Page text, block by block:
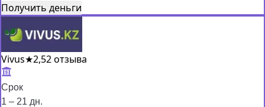
Получить деньги
Vivus★2,52 отзыва
Срок
1 – 21 дн.